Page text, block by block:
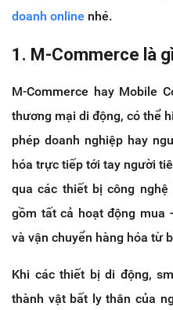
doanh online nhé.
1. M-Commerce là
M-Commerce hay Mobile
thương mại di động, có thể
phép doanh nghiệp hay
hóa trực tiếp tới tay người
qua các thiết bị công
gồm tất cả hoạt động mua
và vận chuyển hàng hóa từ
Khi các thiết bị di động,
thành vật bất ly thân của